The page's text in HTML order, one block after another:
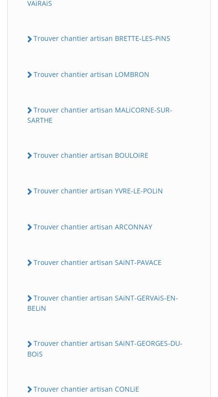
VAiRAiS
Trouver chantier artisan BRETTE-LES-PiNS
Trouver chantier artisan LOMBRON
Trouver chantier artisan MALiCORNE-SUR-
SARTHE
Trouver chantier artisan BOULOiRE
Trouver chantier artisan YVRE-LE-POLiN
Trouver chantier artisan ARCONNAY
Trouver chantier artisan SAiNT-PAVACE
Trouver chantier artisan SAiNT-GERVAiS-EN-
BELiN
Trouver chantier artisan SAiNT-GEORGES-DU-
BOiS
Trouver chantier artisan CONLiE